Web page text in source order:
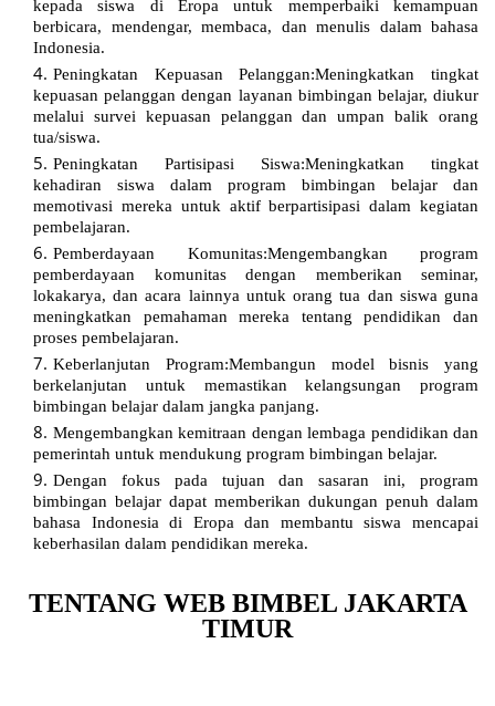
kepada siswa di Eropa untuk memperbaiki kemampuan
berbicara, mendengar, membaca, dan menulis dalam bahasa
Indonesia.
Peningkatan Kepuasan Pelanggan:Meningkatkan tingkat
kepuasan pelanggan dengan layanan bimbingan belajar, diukur
melalui survei kepuasan pelanggan dan umpan balik orang
tua/siswa.
Peningkatan Partisipasi Siswa:Meningkatkan tingkat
kehadiran siswa dalam program bimbingan belajar dan
memotivasi mereka untuk aktif berpartisipasi dalam kegiatan
pembelajaran.
Pemberdayaan Komunitas:Mengembangkan program
pemberdayaan komunitas dengan memberikan seminar,
lokakarya, dan acara lainnya untuk orang tua dan siswa guna
meningkatkan pemahaman mereka tentang pendidikan dan
proses pembelajaran.
Keberlanjutan Program:Membangun model bisnis yang
berkelanjutan untuk memastikan kelangsungan program
bimbingan belajar dalam jangka panjang.
Mengembangkan kemitraan dengan lembaga pendidikan dan
pemerintah untuk mendukung program bimbingan belajar.
Dengan fokus pada tujuan dan sasaran ini, program
bimbingan belajar dapat memberikan dukungan penuh dalam
bahasa Indonesia di Eropa dan membantu siswa mencapai
keberhasilan dalam pendidikan mereka.
TENTANG WEB BIMBEL JAKARTA
TIMUR